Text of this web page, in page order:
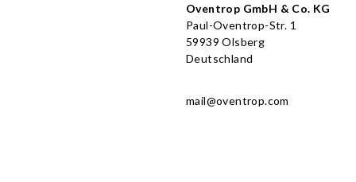
Oventrop GmbH & Co. KG
Paul-Oventrop-Str. 1
59939 Olsberg
Deutschland
mail@oventrop.com